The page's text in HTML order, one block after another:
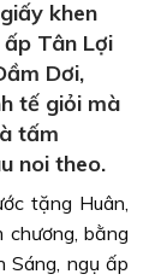
khen
Tân Lợi
Dơi,
tế giỏi mà
tấm
noi theo.
tặng Huân,
chương, bằng
Sáng, ngụ ấp